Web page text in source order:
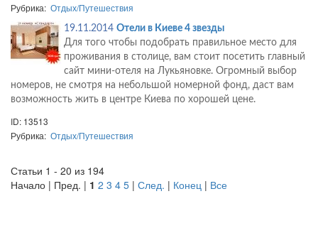
Рубрика: Отдых/Путешествия
19.11.2014 Отели в Киеве 4 звезды
Для того чтобы подобрать правильное место для
проживания в столице, вам стоит посетить главный
сайт мини-отеля на Лукьяновке. Огромный выбор
номеров, не смотря на небольшой номерной фонд, даст вам
возможность жить в центре Киева по хорошей цене.
ID: 13513
Рубрика: Отдых/Путешествия
Статьи 1 - 20 из 194
Начало | Пред. | 1 2 3 4 5 | След. | Конец | Все